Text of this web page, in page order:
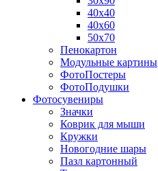
40х40
40х60
50х70
Пенокартон
Модульные картины
ФотоПостеры
ФотоПодушки
Фотоcувениры
Значки
Коврик для мыши
Кружки
Новогодние шары
Пазл картонный